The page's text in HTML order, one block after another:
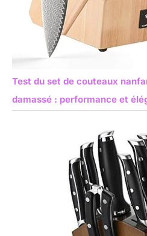
Test du set de couteaux
damassé : performance et